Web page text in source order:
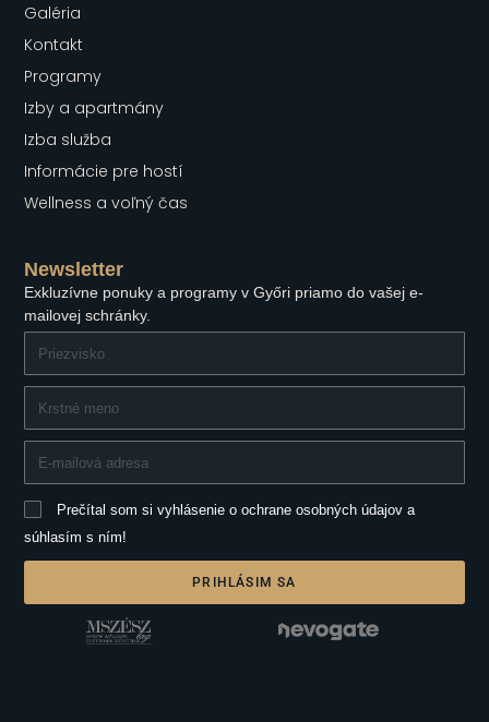
Galéria
Kontakt
Programy
Izby a apartmány
Izba služba
Informácie pre hostí
Wellness a voľný čas
Newsletter
Exkluzívne ponuky a programy v Győri priamo do vašej e-
mailovej schránky.
Prečítal som si vyhlásenie o ochrane osobných údajov a
súhlasím s ním!
PRIHLÁSIM SA